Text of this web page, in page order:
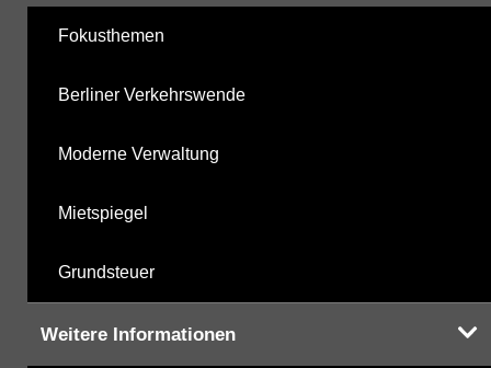
Fokusthemen
Berliner Verkehrswende
Moderne Verwaltung
Mietspiegel
Grundsteuer
Weitere Informationen